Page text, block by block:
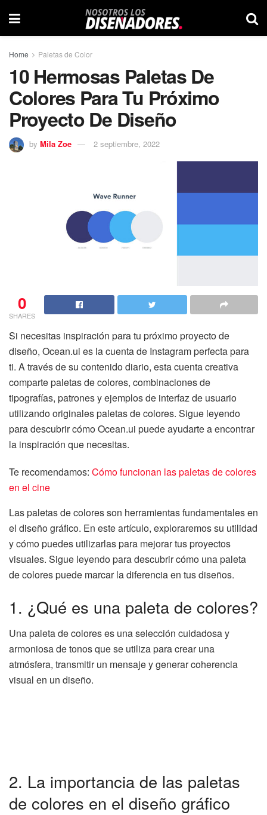
Home Paletas de Color
10 Hermosas Paletas De
Colores Para Tu Próximo
Proyecto De Diseño
by Mila Zoe 2 septiembre, 2022
0
SHARES
Si necesitas inspiración para tu próximo proyecto de
diseño, Ocean.ui es la cuenta de Instagram perfecta para
ti. A través de su contenido diario, esta cuenta creativa
comparte paletas de colores, combinaciones de
tipografías, patrones y ejemplos de interfaz de usuario
utilizando originales paletas de colores. Sigue leyendo
para descubrir cómo Ocean.ui puede ayudarte a encontrar
la inspiración que necesitas.
Te recomendamos: Cómo funcionan las paletas de colores
en el cine
Las paletas de colores son herramientas fundamentales en
el diseño gráfico. En este artículo, exploraremos su utilidad
y cómo puedes utilizarlas para mejorar tus proyectos
visuales. Sigue leyendo para descubrir cómo una paleta
de colores puede marcar la diferencia en tus diseños.
1. ¿Qué es una paleta de colores?
Una paleta de colores es una selección cuidadosa y
armoniosa de tonos que se utiliza para crear una
atmósfera, transmitir un mensaje y generar coherencia
visual en un diseño.
2. La importancia de las paletas
de colores en el diseño gráfico